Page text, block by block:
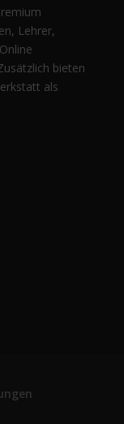
Lehrer,
bieten
als